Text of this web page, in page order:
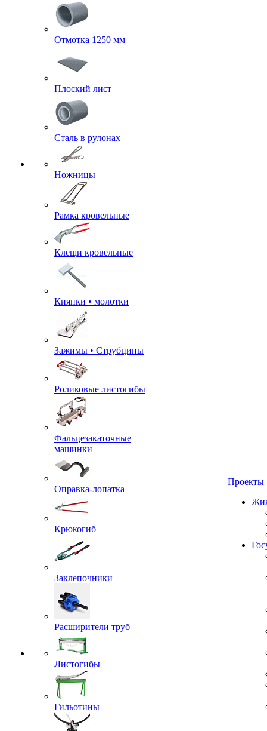
Отмотка 1250 мм
Плоский лист
Сталь в рулонах
Ножницы
Рамка кровельные
Клещи кровельные
Киянки • молотки
Зажимы • Струбцины
Роликовые листогибы
Фальцезакаточные
машинки
Оправка-лопатка
Крюкогиб
Заклепочники
Расширители труб
Листогибы
Гильотины
Проекты